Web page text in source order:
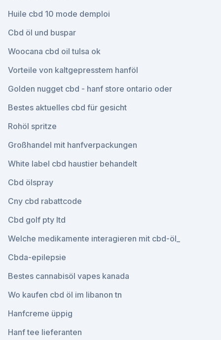
Huile cbd 10 mode demploi
Cbd öl und buspar
Woocana cbd oil tulsa ok
Vorteile von kaltgepresstem hanföl
Golden nugget cbd - hanf store ontario oder
Bestes aktuelles cbd für gesicht
Rohöl spritze
Großhandel mit hanfverpackungen
White label cbd haustier behandelt
Cbd ölspray
Cny cbd rabattcode
Cbd golf pty ltd
Welche medikamente interagieren mit cbd-öl_
Cbda-epilepsie
Bestes cannabisöl vapes kanada
Wo kaufen cbd öl im libanon tn
Hanfcreme üppig
Hanf tee lieferanten